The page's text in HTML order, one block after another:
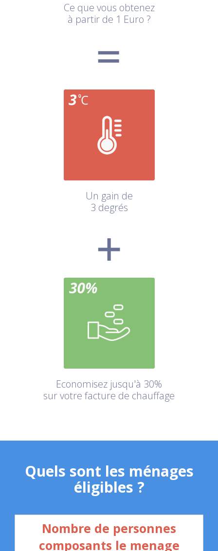
Ce que vous obtenez
à partir de 1 Euro ?
Un gain de
3 degrés
Economisez jusqu'à 30%
sur votre facture de chauffage
Quels sont les ménages
éligibles ?